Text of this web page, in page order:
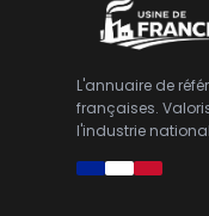
L'annuaire de
françaises.
l'industrie